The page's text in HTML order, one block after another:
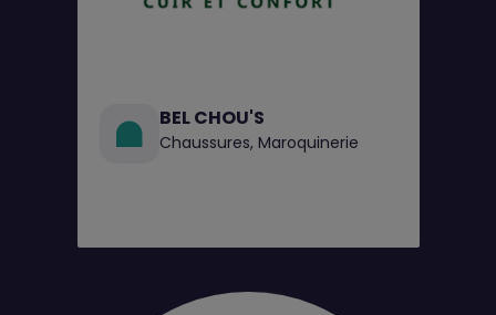
BEL CHOU'S
Chaussures, Maroquinerie